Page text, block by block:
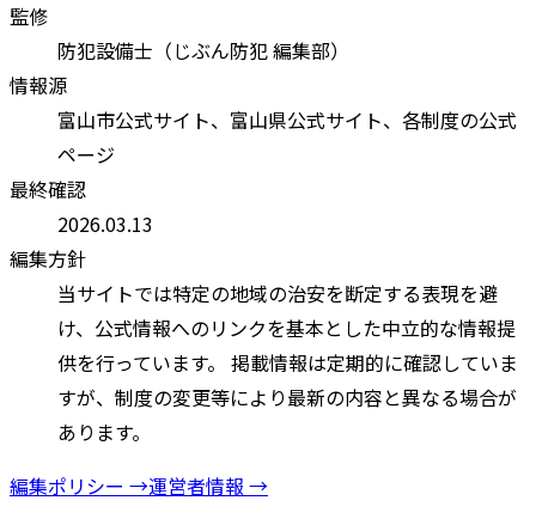
監修
防犯設備士（じぶん防犯 編集部）
情報源
富山市公式サイト、 富山県公式サイト、各制度の公式
ページ
最終確認
2026.03.13
編集方針
当サイトでは特定の地域の治安を断定する表現を避
け、公式情報へのリンクを基本とした中立的な情報提
供を行っています。 掲載情報は定期的に確認していま
すが、制度の変更等により最新の内容と異なる場合が
あります。
編集ポリシー →運営者情報 →